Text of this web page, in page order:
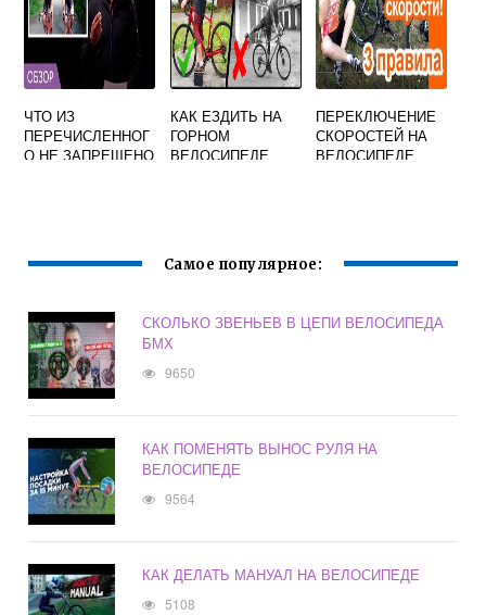
ЧТО ИЗ
ПЕРЕЧИСЛЕННОГ
О НЕ ЗАПРЕЩЕНО
ДОРОЖКЕ
КАК ЕЗДИТЬ НА
ГОРНОМ
ВЕЛОСИПЕДЕ
ПЕРЕКЛЮЧЕНИЕ
СКОРОСТЕЙ НА
ВЕЛОСИПЕДЕ
Самое популярное:
СКОЛЬКО ЗВЕНЬЕВ В ЦЕПИ ВЕЛОСИПЕДА
БМХ
9650
КАК ПОМЕНЯТЬ ВЫНОС РУЛЯ НА
ВЕЛОСИПЕДЕ
9564
КАК ДЕЛАТЬ МАНУАЛ НА ВЕЛОСИПЕДЕ
5108